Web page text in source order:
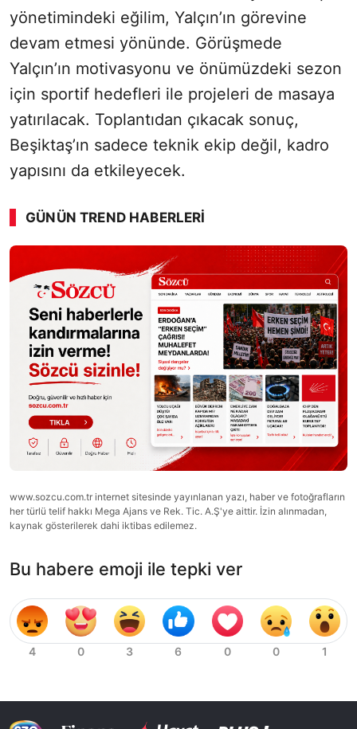
yönetimindeki eğilim, Yalçın’ın görevine
devam etmesi yönünde. Görüşmede
Yalçın’ın motivasyonu ve önümüzdeki sezon
için sportif hedefleri ile projeleri de masaya
yatırılacak. Toplantıdan çıkacak sonuç,
Beşiktaş’ın sadece teknik ekip değil, kadro
yapısını da etkileyecek.
GÜNÜN TREND HABERLERI
www.sozcu.com.tr internet sitesinde yayınlanan yazı, haber ve fotoğrafların
her türlü telif hakkı Mega Ajans ve Rek. Tic. A.Ş'ye aittir. İzin alınmadan,
kaynak gösterilerek dahi iktibas edilemez.
Bu habere emoji ile tepki ver